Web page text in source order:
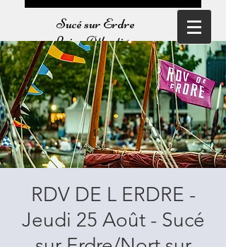
Sucé sur Erdre
Loire Atlantique
Balades sur l'Erdre
Navigation sur la Vilaine
RDV DE L ERDRE -
Jeudi 25 Août - Sucé